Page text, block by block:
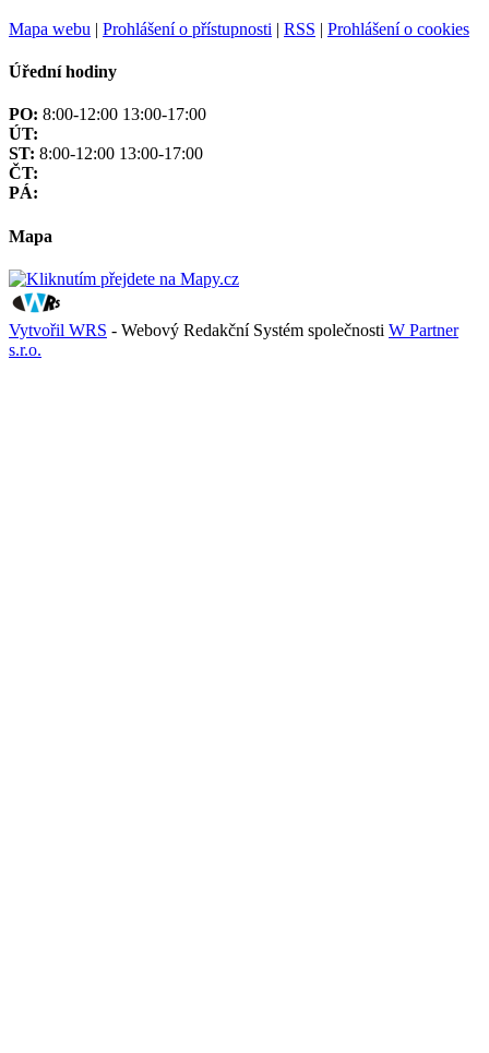
Mapa webu | Prohlášení o přístupnosti | RSS | Prohlášení o cookies
Úřední hodiny
PO: 8:00-12:00 13:00-17:00
ÚT:
ST: 8:00-12:00 13:00-17:00
ČT:
PÁ:
Mapa
Vytvořil WRS - Webový Redakční Systém společnosti W Partner
s.r.o.